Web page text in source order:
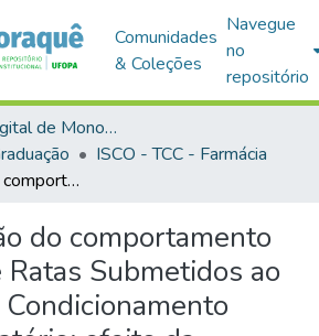
Comunidades
& Coleções
Navegue
no
repositório
Biblioteca Digital de Monografias (BDM)
ISCO - TCC - Farmácia
Caracterização do comportamento defensivo de Ratas Submetidos ao Protocolo de Condicionamento Aversivo Olfatório: efeito da fluoxetina
do comportamento
Submetidos ao